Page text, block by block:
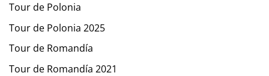
Tour de Polonia
Tour de Polonia 2025
Tour de Romandía
Tour de Romandía 2021